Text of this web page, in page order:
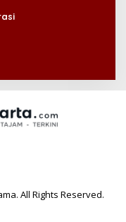
All Rights Reserved.